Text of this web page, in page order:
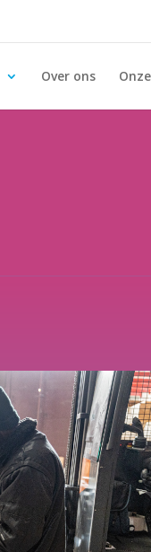
Over ons